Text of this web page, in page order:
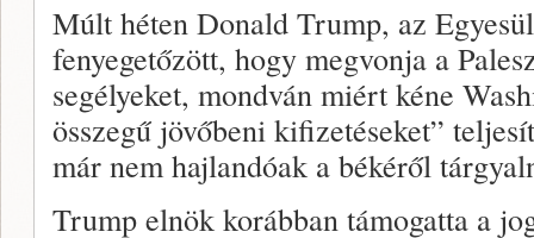
Múlt héten Donald Trump, az
fenyegetőzött, hogy megvonja a
segélyeket, mondván miért kéne
összegű jövőbeni kifizetéseket”
már nem hajlandóak a békéről
Trump elnök korábban támogatta a